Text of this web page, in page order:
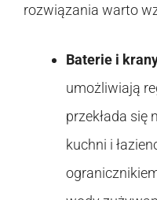
rozwiązania warto
Baterie i
umożliwiają
przekłada się
kuchni i